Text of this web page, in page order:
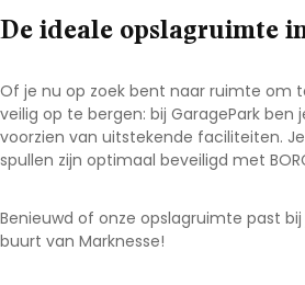
De ideale opslagruimte
Of je nu op zoek bent naar ruimte om
veilig op te bergen: bij GaragePark
voorzien van uitstekende faciliteiten.
spullen zijn optimaal beveiligd met
Benieuwd of onze opslagruimte past
buurt van Marknesse!